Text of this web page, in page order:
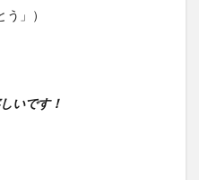
」）
いです！